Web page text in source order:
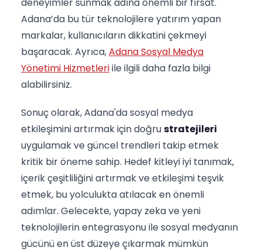
Adana’da bu tür teknolojilere yatırım yapan
markalar, kullanıcıların dikkatini çekmeyi
başaracak. Ayrıca,Adana Sosyal Medya
Yönetimi Hizmetleriile ilgili daha fazla bilgi
alabilirsiniz.
Sonuç olarak, Adana'da sosyal medya
etkileşimini artırmak için doğrustratejileri
uygulamak ve güncel trendleri takip etmek
kritik bir öneme sahip. Hedef kitleyi iyi tanımak,
içerik çeşitliliğini artırmak ve etkileşimi teşvik
etmek, bu yolculukta atılacak en önemli
adımlar. Gelecekte, yapay zeka ve yeni
teknolojilerin entegrasyonu ile sosyal medyanın
gücünü en üst düzeye çıkarmak mümkün